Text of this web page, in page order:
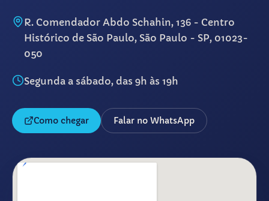
R. Comendador Abdo Schahin, 136 - Centro
Histórico de São Paulo, São Paulo - SP, 01023-
050
Segunda a sábado, das 9h às 19h
Como chegar Falar no WhatsApp